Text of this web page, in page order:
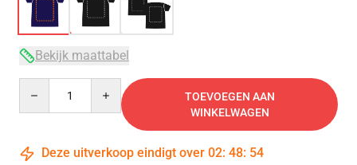
Bekijk maattabel
TOEVOEGEN AAN
WINKELWAGEN
Deze uitverkoop eindigt over 02: 48: 54